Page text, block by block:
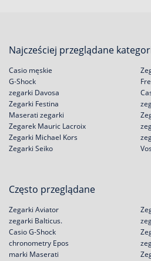
Najcześciej przeglądane
Casio męskie
G-Shock
zegarki Davosa
Zegarki Festina
Maserati zegarki
Zegarek Mauric Lacroix
Zegarki Michael Kors
Zegarki Seiko
Często przeglądane
Zegarki Aviator
zegarki Balticus.
Casio G-Shock
chronometry Epos
marki Maserati